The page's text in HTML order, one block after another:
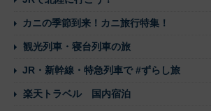
カニの季節到来！カニ旅行特集！
観光列車・寝台列車の旅
JR・新幹線・特急列車で #ずらし旅
楽天トラベル 国内宿泊